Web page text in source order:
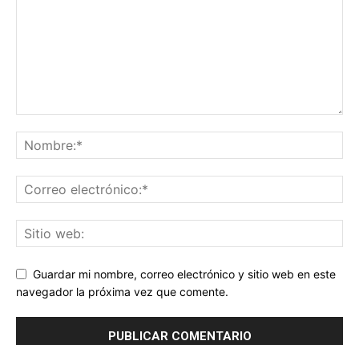
Guardar mi nombre, correo electrónico y sitio web en este
navegador la próxima vez que comente.